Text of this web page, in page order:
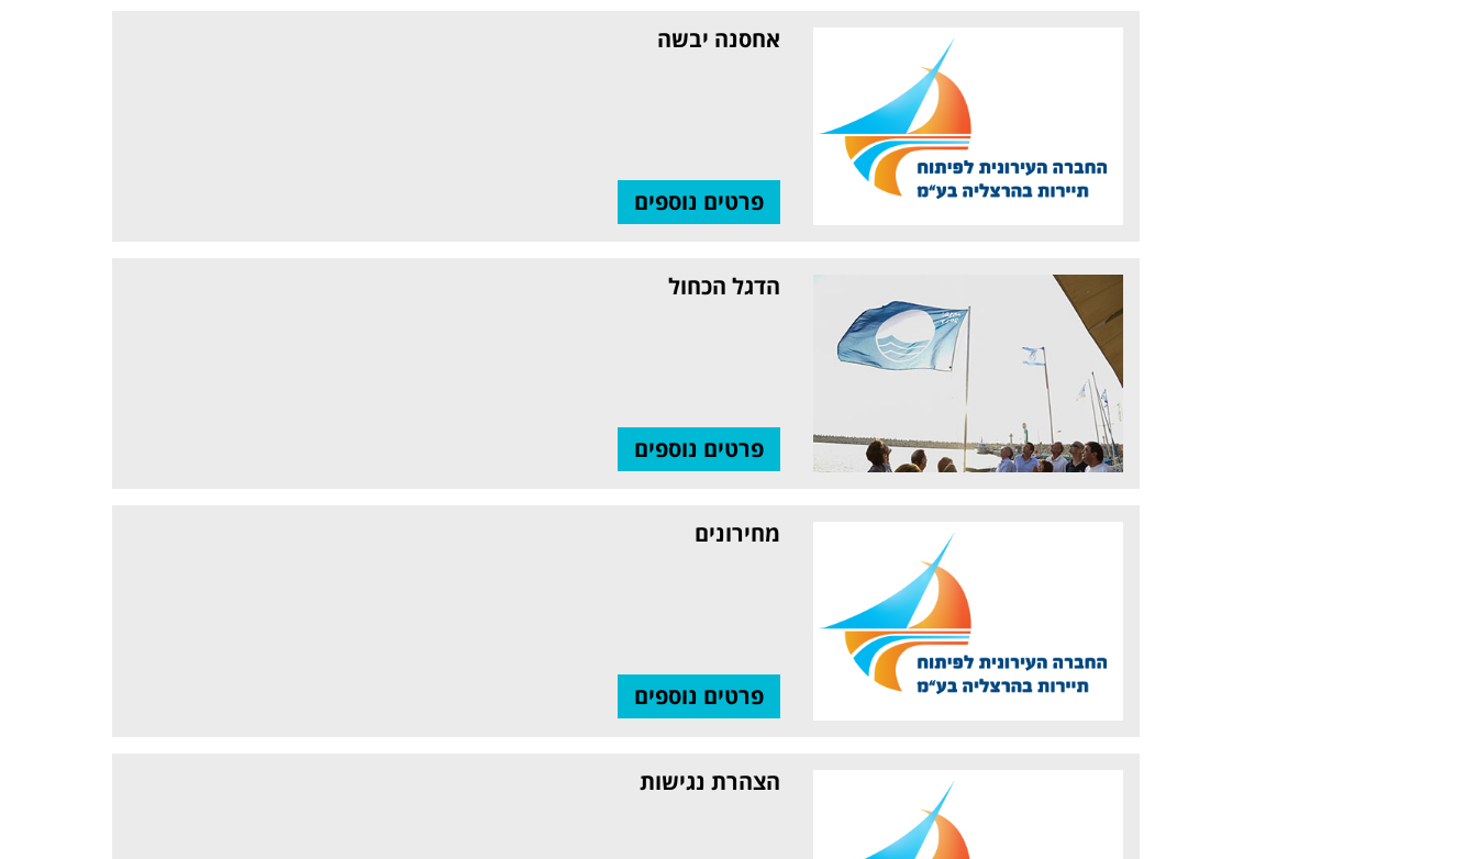
אחסנה יבשה
פרטים נוספים
הדגל הכחול
פרטים נוספים
מחירונים
פרטים נוספים
הצהרת נגישות